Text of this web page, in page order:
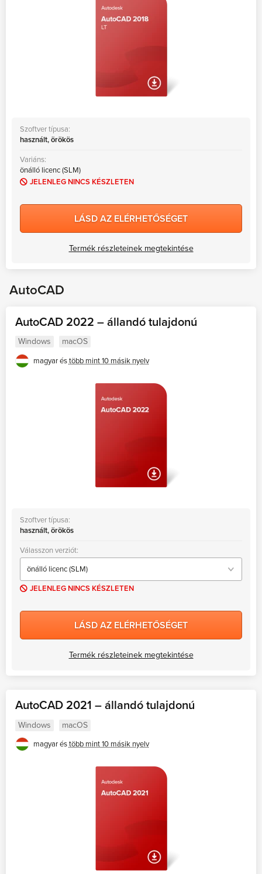
Szoftver típusa:
használt, örökös
Variáns:
önálló licenc (SLM)
JELENLEG NINCS KÉSZLETEN
LÁSD AZ ELÉRHETŐSÉGET
Termék részleteinek megtekintése
AutoCAD
AutoCAD 2022 – állandó tulajdonú
Windows macOS
magyar éstöbb mint 10 másik nyelv
Szoftver típusa:
használt, örökös
Válasszon verziót:
JELENLEG NINCS KÉSZLETEN
LÁSD AZ ELÉRHETŐSÉGET
Termék részleteinek megtekintése
AutoCAD 2021 – állandó tulajdonú
Windows macOS
magyar éstöbb mint 10 másik nyelv